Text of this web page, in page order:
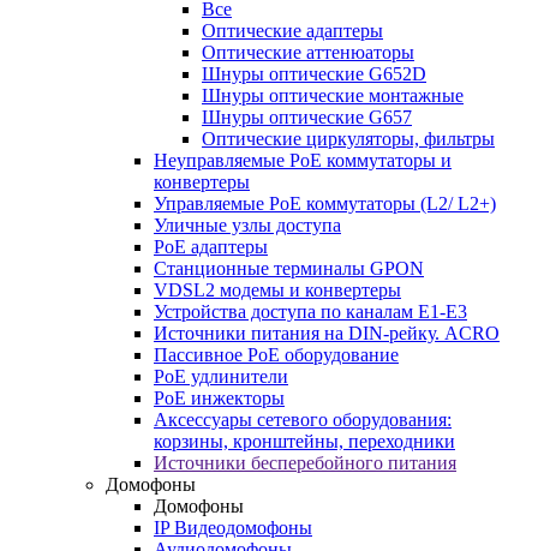
Все
Оптические адаптеры
Оптические аттенюаторы
Шнуры оптические G652D
Шнуры оптические монтажные
Шнуры оптические G657
Оптические циркуляторы, фильтры
Неуправляемые PoE коммутаторы и
конвертеры
Управляемые PoE коммутаторы (L2/ L2+)
Уличные узлы доступа
PoE адаптеры
Станционные терминалы GPON
VDSL2 модемы и конвертеры
Устройства доступа по каналам E1-E3
Источники питания на DIN-рейку. ACRO
Пассивное PoE оборудование
PoE удлинители
PoE инжекторы
Аксессуары сетевого оборудования:
корзины, кронштейны, переходники
Источники бесперебойного питания
Домофоны
Домофоны
IP Видеодомофоны